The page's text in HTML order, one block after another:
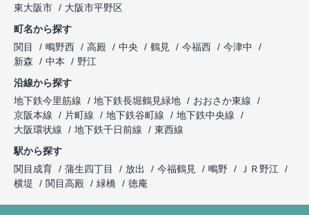
東大阪市
大阪市平野区
町名から探す
関目
鴫野西 高殿 中央 鶴見 今福西
今津中
新森
中本
野江
沿線から探す
地下鉄今里筋線
地下鉄長堀鶴見緑地
おおさか東線
京阪本線
片町線 地下鉄谷町線
地下鉄中央線
大阪環状線
地下鉄千日前線
東西線
駅から探す
関目成育
蒲生四丁目 放出 今福鶴見 鴫野
ＪＲ野江
横堤
関目高殿 緑橋 徳庵